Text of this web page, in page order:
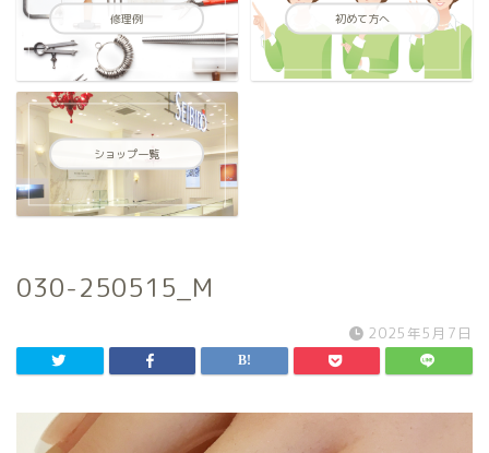
修理例 初めて方へ
ショップ一覧
030-250515_M
2025年5月7日